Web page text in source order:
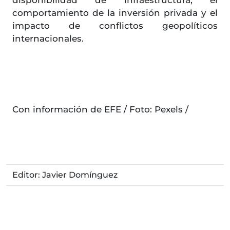
comportamiento de la inversión privada y el
impacto de conflictos geopolíticos
internacionales.
Con información de EFE / Foto: Pexels /
Editor: Javier Domínguez